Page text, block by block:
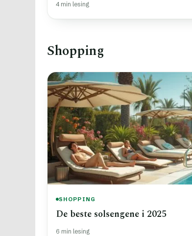
4 min lesing
Shopping
SHOPPING
De beste solsengene i 2025
6 min lesing